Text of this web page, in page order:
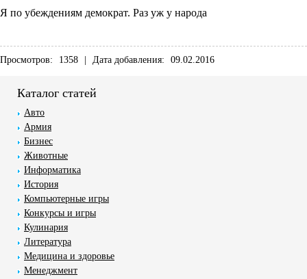
Я по убеждениям демократ. Раз уж у народа
Просмотров: 1358 Дата добавления: 09.02.2016
Каталог статей
Авто
Армия
Бизнес
Животные
Информатика
История
Компьютерные игры
Конкурсы и игры
Кулинария
Литература
Медицина и здоровье
Менеджмент